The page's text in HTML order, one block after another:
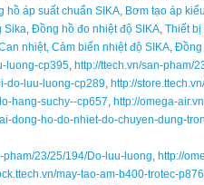
hồ áp suất chuẩn SIKA, Bơm tạo áp
Sika, Đồng hồ đo nhiệt độ SIKA, Thiết bị
nhiệt, Cảm biến nhiệt độ SIKA, Đồng
luong-cp395, http://ttech.vn/san-pham/
do-luu-luong-cp289, http://
hang-suchy--cp657, http://omega-
dong-ho-do-nhiet-do-chuyen-dung-
pham/23/25/194/Do-luu-luong, http://
may-tao-am-b400-trotec-